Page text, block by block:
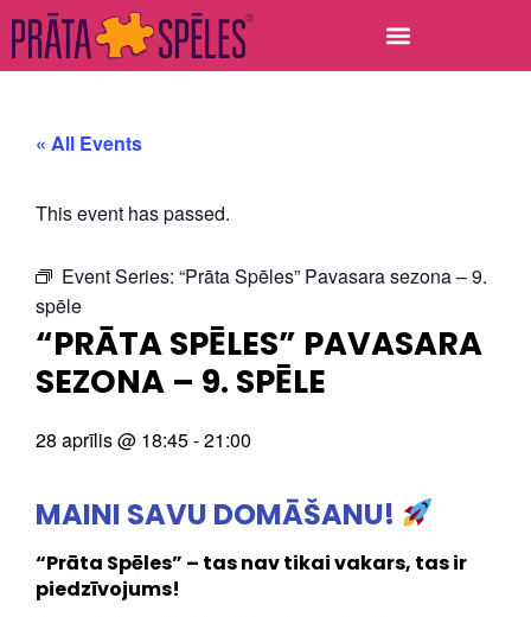
« All Events
This event has passed.
Event Series: “Prāta Spēles” Pavasara sezona – 9.
spēle
“PRĀTA SPĒLES” PAVASARA
SEZONA – 9. SPĒLE
28 aprīlis@ 18:45-21:00
MAINI SAVU DOMĀŠANU!
“Prāta Spēles” – tas nav tikai vakars, tas ir
piedzīvojums!